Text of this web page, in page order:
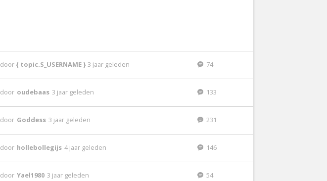
door{ topic.S_USERNAME }3 jaar geleden 74
door oudebaas 3 jaar geleden 133
door Goddess 3 jaar geleden 231
door hollebollegijs 4 jaar geleden 146
door Yael1980 3 jaar geleden 54